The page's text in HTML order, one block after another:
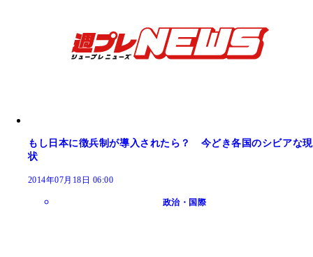
もし日本に徴兵制が導入されたら？ 今どき各国のシビアな現
状
2014年07月18日 06:00
政治・国際